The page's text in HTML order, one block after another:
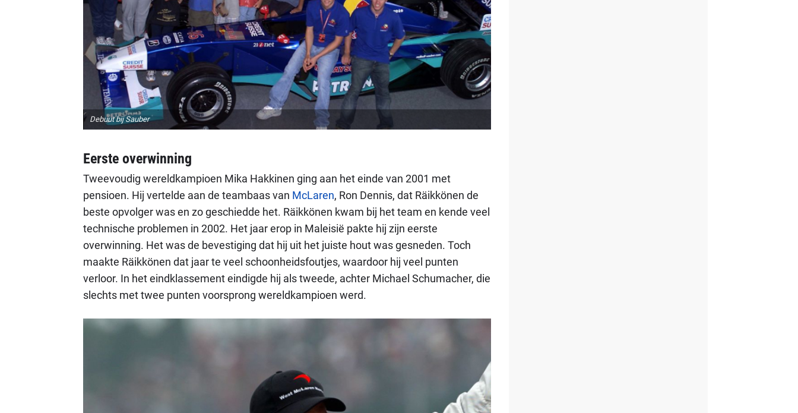
Debuut bij Sauber
Eerste overwinning
Tweevoudig wereldkampioen Mika Hakkinen ging aan het einde van 2001 met
pensioen. Hij vertelde aan de teambaas van McLaren, Ron Dennis, dat Räikkönen de
beste opvolger was en zo geschiedde het. Räikkönen kwam bij het team en kende veel
technische problemen in 2002. Het jaar erop in Maleisië pakte hij zijn eerste
overwinning. Het was de bevestiging dat hij uit het juiste hout was gesneden. Toch
maakte Räikkönen dat jaar te veel schoonheidsfoutjes, waardoor hij veel punten
verloor. In het eindklassement eindigde hij als tweede, achter Michael Schumacher, die
slechts met twee punten voorsprong wereldkampioen werd.